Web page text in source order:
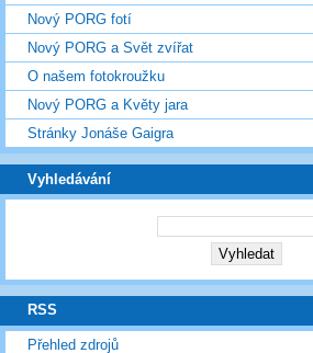
Nový PORG fotí
Nový PORG a Svět zvířat
O našem fotokroužku
Nový PORG a Květy jara
Stránky Jonáše Gaigra
Vyhledávání
RSS
Přehled zdrojů